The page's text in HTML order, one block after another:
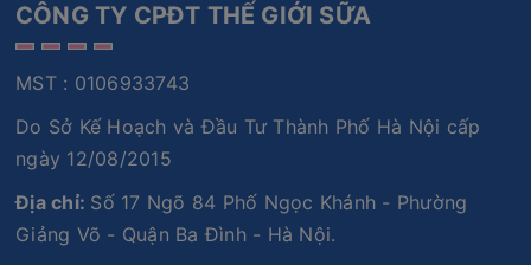
CÔNG TY CPĐT THẾ GIỚI SỮA
MST : 0106933743
Do Sở Kế Hoạch và Đầu Tư Thành Phố Hà Nội cấp
ngày 12/08/2015
Địa chỉ: Số 17 Ngõ 84 Phố Ngọc Khánh - Phường
Giảng Võ - Quận Ba Đình - Hà Nội.